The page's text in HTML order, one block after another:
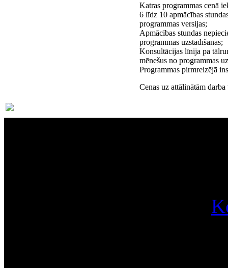
Katras programmas cenā
6 līdz 10 apmācības
programmas versijas;
Apmācības stundas
programmas uzstādīšanas;
Konsultācijas līnija pa
mēnešus no programmas
Programmas pirmreizējā
Cenas uz attālinātām